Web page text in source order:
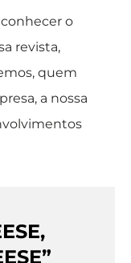
o
revista,
quem
a nossa